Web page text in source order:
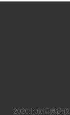
2026北京恒奥德